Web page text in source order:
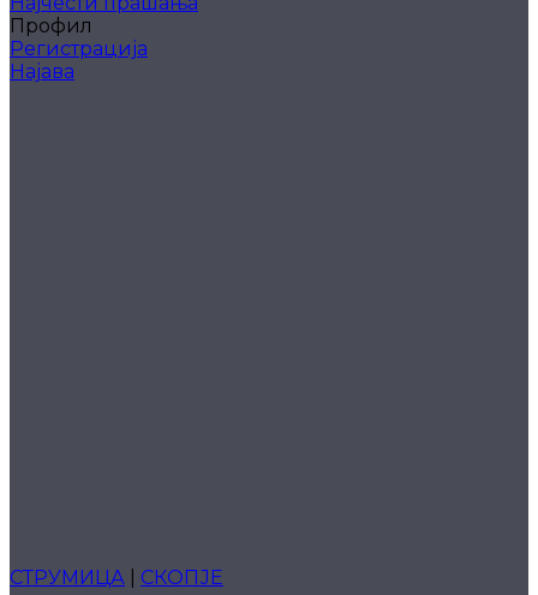
Профил
Регистрација
Најава
СТРУМИЦА СКОПЈЕ